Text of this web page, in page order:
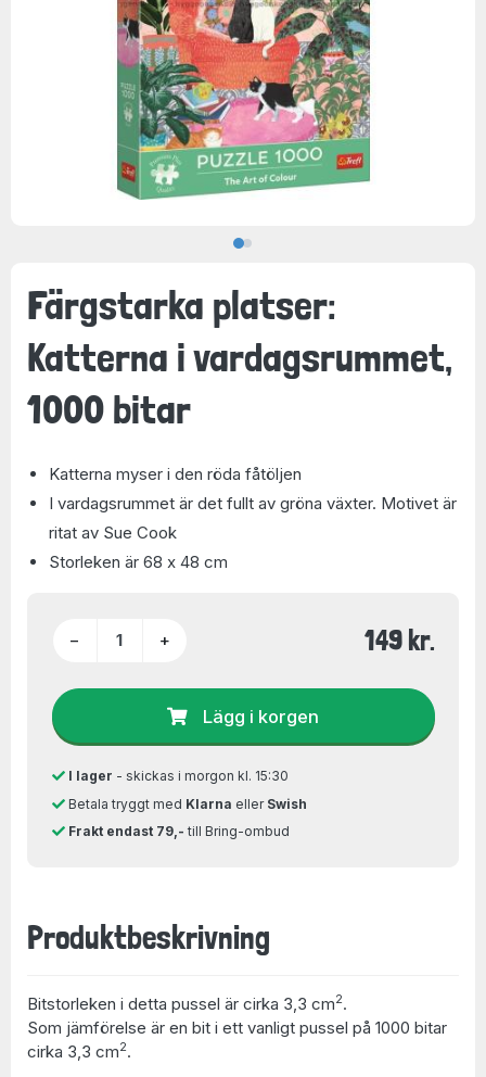
Färgstarka platser:
Katterna i vardagsrummet,
1000 bitar
Katterna myser i den röda fåtöljen
I vardagsrummet är det fullt av gröna växter. Motivet är
ritat av Sue Cook
Storleken är 68 x 48 cm
− + 149 kr.
Lägg i korgen
I lager - skickas i morgon kl. 15:30
Betala tryggt med Klarna eller Swish
Frakt endast 79,- till Bring-ombud
Produktbeskrivning
Bitstorleken i detta pussel är cirka 3,3 cm2.
Som jämförelse är en bit i ett vanligt pussel på 1000 bitar
cirka 3,3 cm2.